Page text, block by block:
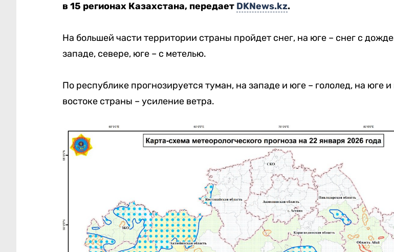
в 15 регионах Казахстана, передает DKNews.kz.
На большей части территории страны пройдет снег, на юге – снег с
западе, севере, юге – с метелью.
По республике прогнозируется туман, на западе и юге – гололед, на юге
востоке страны – усиление ветра.